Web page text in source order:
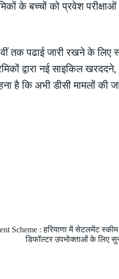
के बच्चों को प्रवेश
तक पढाई जारी रखने के लिए
द्वारा नई साइकिल
है कि अभी डीसी मामलों की
Scheme : हरियाणा में सेटलमेंट
डिफॉल्टर उपभोक्ताओं के लिए